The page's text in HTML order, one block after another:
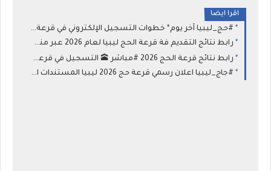
اقرا ايضا
#حج_ليبيا آخر يوم* خطوات التسجيل الإلكتروني في قرعة الحج ليبيا رابط التقديم عبر منصة "حجاج" لموسم 1447-2026 شفافية عالية
رابط نتائج التقديم فة قرعة الحج ليبيا لعام 2026 عبر منصة حجاج الاستعلام عن أسماء الفائزين في قرعة الحج
رابط نتائج قرعة الحج 2026 #مباشر 🕋 التسجيل في قرعة منصة «حجاج» | مواعيد قرعة الحج 2026 في ليبيا ورابط الشرح والتقديم
#جاج_ليبيا اعلان رسمي قرعة حج 2026 ليبيا المستندات المطلوبة وطريقة التسجيل في قرعة الحج بمنصة حجاج ليبيا 2026-1447